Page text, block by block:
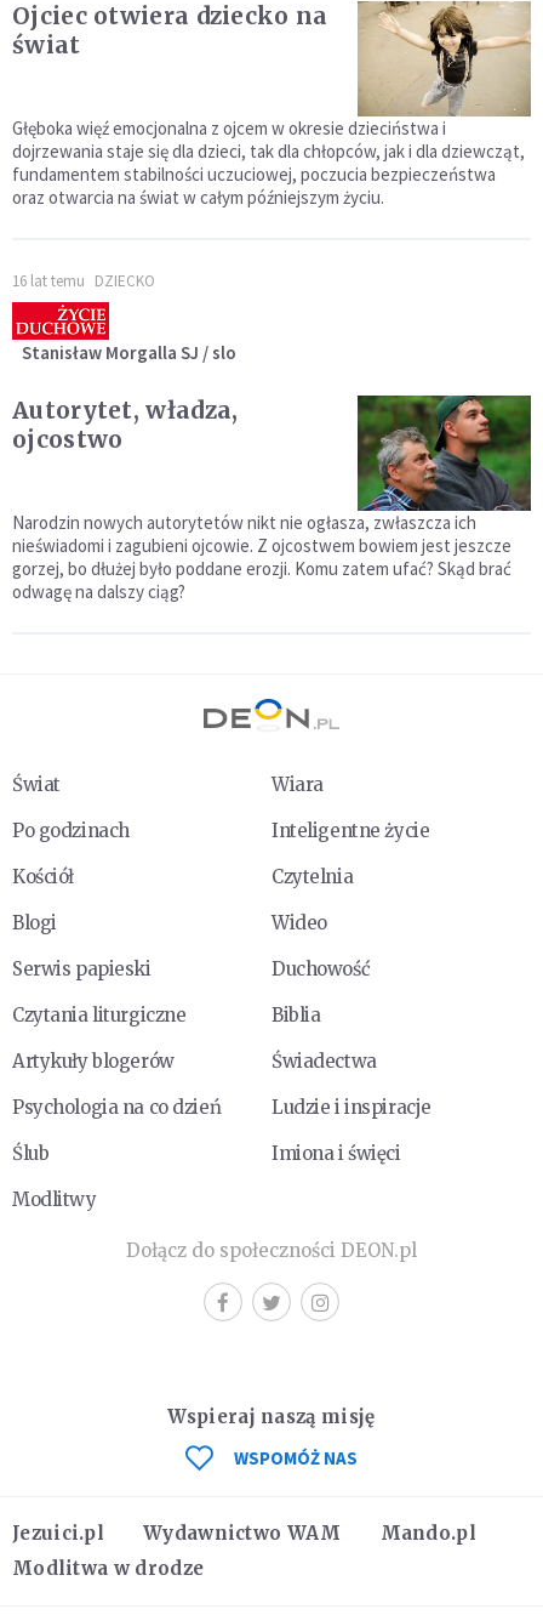
Ojciec otwiera dziecko na
świat
Głęboka więź emocjonalna z ojcem w okresie dzieciństwa i
dojrzewania staje się dla dzieci, tak dla chłopców, jak i dla dziewcząt,
fundamentem stabilności uczuciowej, poczucia bezpieczeństwa
oraz otwarcia na świat w całym późniejszym życiu.
16 lat temu DZIECKO
Stanisław Morgalla SJ / slo
Autorytet, władza,
ojcostwo
Narodzin nowych autorytetów nikt nie ogłasza, zwłaszcza ich
nieświadomi i zagubieni ojcowie. Z ojcostwem bowiem jest jeszcze
gorzej, bo dłużej było poddane erozji. Komu zatem ufać? Skąd brać
odwagę na dalszy ciąg?
Świat
Wiara
Po godzinach
Inteligentne życie
Kościół
Czytelnia
Blogi
Wideo
Serwis papieski
Duchowość
Czytania liturgiczne
Biblia
Artykuły blogerów
Świadectwa
Psychologia na co dzień
Ludzie i inspiracje
Ślub
Imiona i święci
Modlitwy
Dołącz do społeczności DEON.pl
Jezuici.pl Wydawnictwo WAM
Mando.pl
Modlitwa w drodze
Wspieraj naszą misję
WSPOMÓŻ NAS